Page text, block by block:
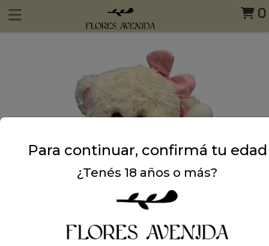
0
Para continuar, confirmá tu edad
¿Tenés 18 años o más?